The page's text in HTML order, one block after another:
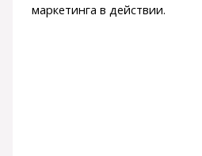
маркетинга в действии.